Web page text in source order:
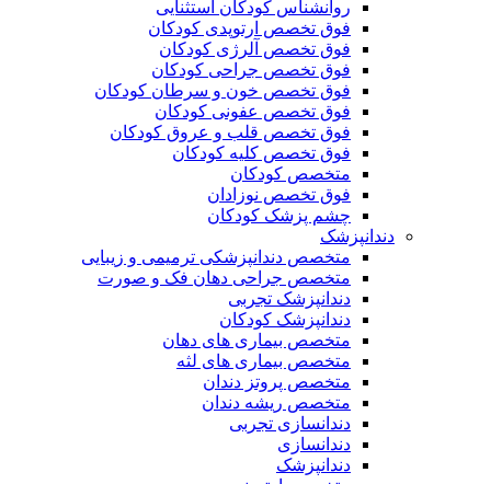
روانشناس کودکان استثنایی
فوق تخصص ارتوپدی کودکان
فوق تخصص آلرژی کودکان
فوق تخصص جراحی کودکان
فوق تخصص خون و سرطان کودکان
فوق تخصص عفونی کودکان
فوق تخصص قلب و عروق کودکان
فوق تخصص کلیه کودکان
متخصص کودکان
فوق تخصص نوزادان
چشم پزشک کودکان
دندانپزشک
متخصص دندانپزشکی ترمیمی و زیبایی
متخصص جراحی دهان فک و صورت
دندانپزشک تجربی
دندانپزشک کودکان
متخصص بیماری های دهان
متخصص بیماری های لثه
متخصص پروتز دندان
متخصص ریشه دندان
دندانسازی تجربی
دندانسازی
دندانپزشک